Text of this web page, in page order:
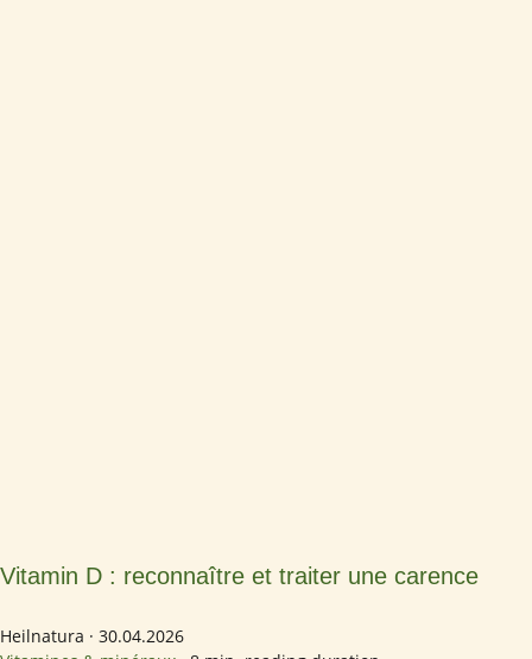
Vitamin D : reconnaître et traiter une carence
Heilnatura · 30.04.2026